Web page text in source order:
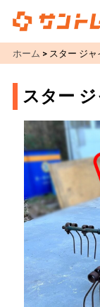
ホーム > スター ジャ
スター